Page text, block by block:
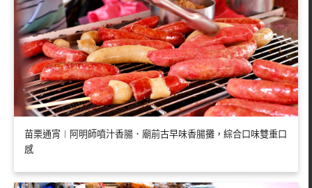
苗栗通宵︱阿明師噴汁香腸．廟前古早味香腸攤，綜合口味雙重口
感